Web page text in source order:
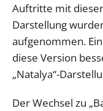
Auftritte mit
Darstellung
aufgenommen.
diese Version
„Natalya“-
Der Wechsel zu